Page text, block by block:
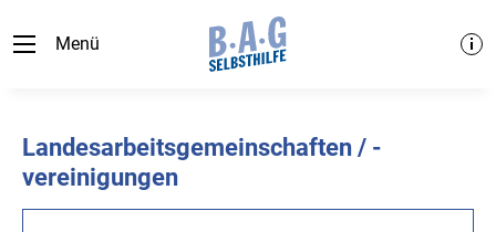
Menü
Landesarbeitsgemeinschaften / -
vereinigungen